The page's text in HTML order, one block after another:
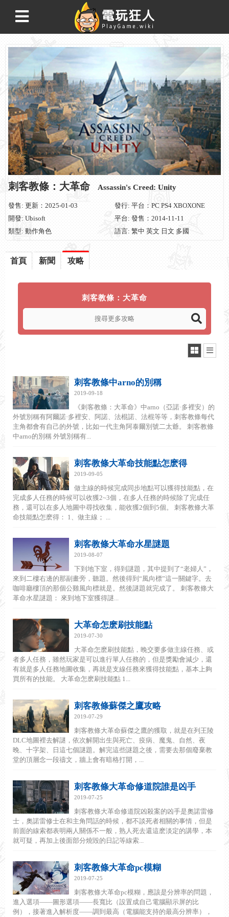
刺客教條：大革命 Assassin's Creed: Unity
發售: 更新：2025-01-03
發行: 平台：PC PS4 XBOXONE
開發: Ubisoft
平台: 發售：2014-11-11
類型: 動作角色
語言: 繁中 英文 日文 多國
首頁 新聞 攻略
刺客教條：大革命
刺客教條中arno的別稱
2019-09-18
《刺客教條：大革命》中arno（亞諾·多裡安）的
外號別稱有阿爾諾·多裡安、阿諾、法棍諾、法棍等等，刺客教條每代
主角都會有自己的外號，比如一代主角阿泰爾別號二太爺。 刺客教條
中arno的別稱 外號別稱有...
刺客教條大革命技能點怎麽得
2019-09-05
做主線的時候完成同步地點可以獲得技能點，在
完成多人任務的時候可以收獲2~3個，在多人任務的時候除了完成任
務，還可以在多人地圖中尋找收集，能收獲2個到5個。 刺客教條大革
命技能點怎麽得： 1、做主線； ...
刺客教條大革命水星謎題
2019-08-07
下到地下室，得到謎題，其中提到了“老婦人”，
來到二樓右邊的那副畫旁，聽題。然後得到“風向標”這一關鍵字。去
咖啡廳樓頂的那個公雞風向標就是。然後謎題就完成了。 刺客教條大
革命水星謎題： 來到地下室獲得謎...
大革命怎麽刷技能點
2019-07-30
大革命怎麽刷技能點，晚交要多做主線任務、或
者多人任務，雖然玩家是可以進行單人任務的，但是獎勵會減少，還
有就是多人任務地圖收集，再就是支線任務來獲得技能點，基本上夠
買所有的技能。 大革命怎麽刷技能點 1...
刺客教條蘇傑之鷹攻略
2019-07-29
刺客教條大革命蘇傑之鷹的獲取，就是在列王陵
DLC地圖裡去解謎，依次解開出生與死亡、疫病、魔鬼、自然、夜
晚、十字架、日這七個謎題。解完這些謎題之後，需要去那個廢棄教
堂的頂層念一段禱文，牆上會有暗格打開，...
刺客教條大革命修道院誰是凶手
2019-07-25
刺客教條大革命修道院凶殺案的凶手是奧諾雷修
士，奧諾雷修士在和主角問話的時候，都不談死者相關的事情，但是
前面的線索都表明兩人關係不一般，熟人死去還這麽淡定的講學，本
就可疑，再加上後面部分燒毀的日記等線索...
刺客教條大革命pc模糊
2019-07-25
刺客教條大革命pc模糊，應該是分辨率的問題，
進入選項——圖形選項——長寬比（設置成自己電腦顯示屏的比
例），接著進入解析度——調到最高（電腦能支持的最高分辨率），